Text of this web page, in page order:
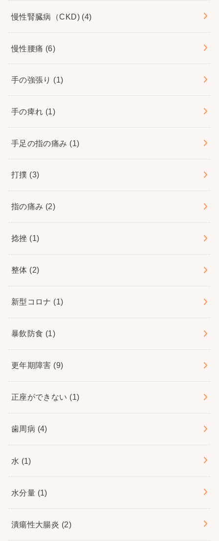
慢性腎臓病（CKD) (4)
慢性腰痛 (6)
手の強張り (1)
手の痺れ (1)
手足の指の痛み (1)
打撲 (3)
指の痛み (2)
捻挫 (1)
整体 (2)
新型コロナ (1)
暴飲防食 (1)
更年期障害 (9)
正座ができない (1)
歯周病 (4)
水 (1)
水分量 (1)
潰瘍性大腸炎 (2)